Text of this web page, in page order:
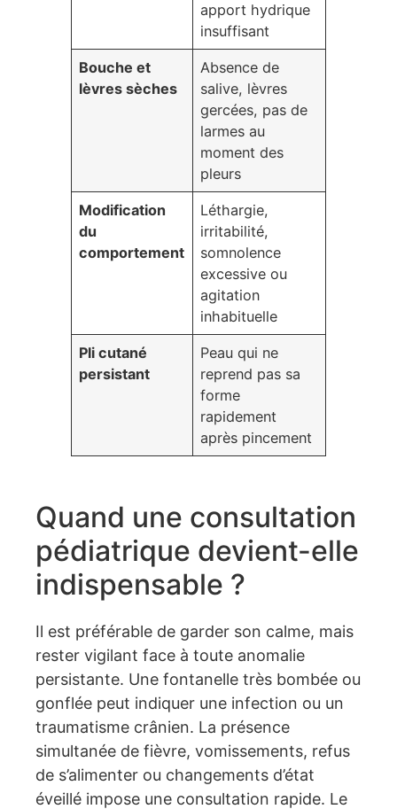
apport hydrique
insuffisant
Bouche et
lèvres sèches
Absence de
salive, lèvres
gercées, pas de
larmes au
moment des
pleurs
Modification
du
comportement
Léthargie,
irritabilité,
somnolence
excessive ou
agitation
inhabituelle
Pli cutané
persistant
Peau qui ne
reprend pas sa
forme
rapidement
après pincement
Quand une consultation
pédiatrique devient-elle
indispensable ?
Il est préférable de garder son calme, mais
rester vigilant face à toute anomalie
persistante. Une fontanelle très bombée ou
gonflée peut indiquer une infection ou un
traumatisme crânien. La présence
simultanée de fièvre, vomissements, refus
de s’alimenter ou changements d’état
éveillé impose une consultation rapide. Le